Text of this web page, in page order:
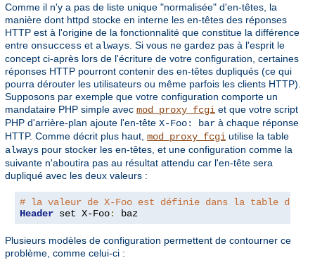
Comme il n'y a pas de liste unique "normalisée" d'en-têtes, la
manière dont httpd stocke en interne les en-têtes des réponses
HTTP est à l'origine de la fonctionnalité que constitue la différence
entre onsuccess et always . Si vous ne gardez pas à l'esprit le
concept ci-après lors de l'écriture de votre configuration, certaines
réponses HTTP pourront contenir des en-têtes dupliqués (ce qui
pourra dérouter les utilisateurs ou même parfois les clients HTTP).
Supposons par exemple que votre configuration comporte un
mandataire PHP simple avec mod_proxy_fcgi et que votre script
PHP d'arrière-plan ajoute l'en-tête X-Foo: bar à chaque réponse
HTTP. Comme décrit plus haut, mod_proxy_fcgi utilise la table
always pour stocker les en-têtes, et une configuration comme la
suivante n'aboutira pas au résultat attendu car l'en-tête sera
dupliqué avec les deux valeurs :
# la valeur de X-Foo est définie dans la table d'en-
Header set X-Foo: baz
Plusieurs modèles de configuration permettent de contourner ce
problème, comme celui-ci :